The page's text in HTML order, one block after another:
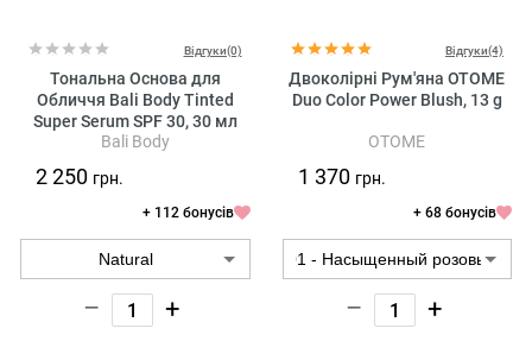
Відгуки(0)
Тональна Основа для
Обличчя Bali Body Tinted
Super Serum SPF 30, 30 мл
Bali Body
2 250 грн.
+ 112 бонусів
– +
Відгуки(4)
Двоколірні Рум'яна OTOME
Duo Color Power Blush, 13 g
OTOME
1 370 грн.
+ 68 бонусів
– +